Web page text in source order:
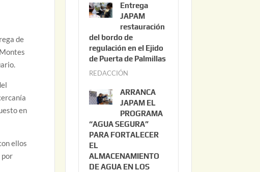
de
en
ellos
por
o
s
t
o
3
2
0
2
6
Entrega
JAPAM
restauración
del bordo de
regulación en el Ejido
de Puerta de Palmillas
REDACCIÓN
l
i
o
2
ARRANCA
JAPAM EL
PROGRAMA
“AGUA SEGURA”
PARA FORTALECER
EL
ALMACENAMIENTO
DE AGUA EN LOS